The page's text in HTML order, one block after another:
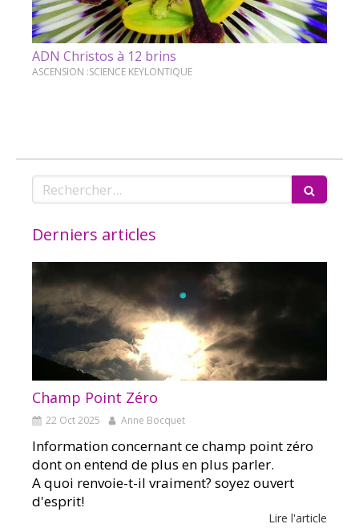
ADN Christos à 12 brins
ASCENSION :SCIENCE KEYLONTIQUE
Rechercher
Derniers articles
Champ Point Zéro
22 Oct 2025 Anne Bocquet
Information concernant ce champ point zéro
dont on entend de plus en plus parler.
A quoi renvoie-t-il vraiment? soyez ouvert
d'esprit!
Lire l'article